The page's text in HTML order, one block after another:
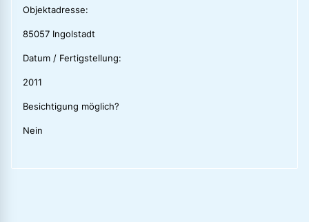
Objektadresse:
85057 Ingolstadt
Datum / Fertigstellung:
2011
Besichtigung möglich?
Nein